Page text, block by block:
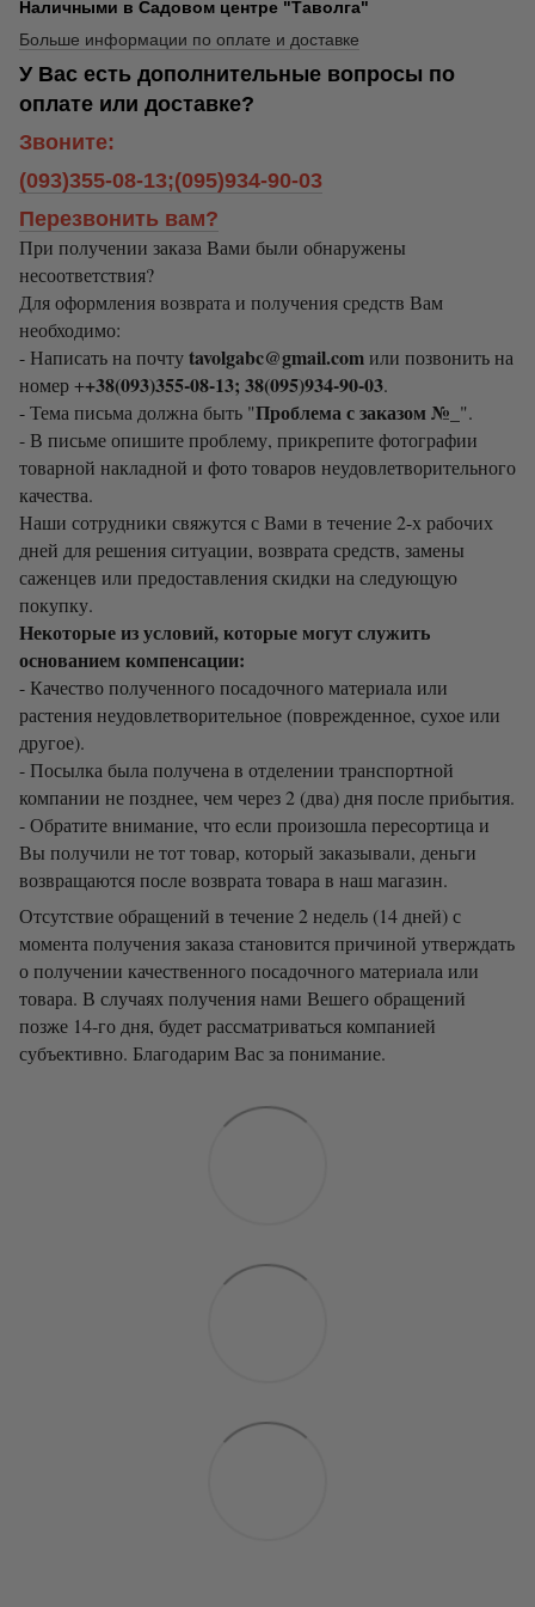
Наличными в Садовом центре "Таволга"
Больше информации по оплате и доставке
У Вас есть дополнительные вопросы по
оплате или доставке?
Звоните:
(093)355-08-13;(095)934-90-03
Перезвонить вам?
При получении заказа Вами были обнаружены
несоответствия?
Для оформления возврата и получения средств Вам
необходимо:
- Написать на почтуtavolgabc@gmail.comили позвонить на
номер ++38(093)355-08-13; 38(095)934-90-03.
- Тема письма должна быть "Проблема с заказом №_ ".
- В письме опишите проблему, прикрепите фотографии
товарной накладной и фото товаров неудовлетворительного
качества.
Наши сотрудники свяжутся с Вами в течение 2-х рабочих
дней для решения ситуации, возврата средств, замены
саженцев или предоставления скидки на следующую
покупку.
Некоторые из условий, которые могут служить
основанием компенсации:
- Качество полученного посадочного материала или
растения неудовлетворительное (поврежденное, сухое или
другое).
- Посылка была получена в отделении транспортной
компании не позднее, чем через 2 (два) дня после прибытия.
- Обратите внимание, что если произошла пересортица и
Вы получили не тот товар, который заказывали, деньги
возвращаются после возврата товара в наш магазин.
Отсутствие обращений в течение 2 недель (14 дней) с
момента получения заказа становится причиной утверждать
о получении качественного посадочного материала или
товара. В случаях получения нами Вешего обращений
позже 14-го дня, будет рассматриваться компанией
субъективно. Благодарим Вас за понимание.